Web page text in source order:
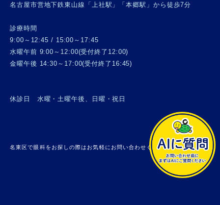
名古屋市営地下鉄東山線「上社駅」「本郷駅」から徒歩7分
診療時間
9:00～12:45 / 15:00～17:45
水曜午前 9:00～12:00(受付終了12:00)
金曜午後 14:30～17:00(受付終了16:45)
休診日 水曜・土曜午後、日曜・祝日
名東区で眼科をお探しの際はお気軽にお問い合わせください。 © 上社眼科